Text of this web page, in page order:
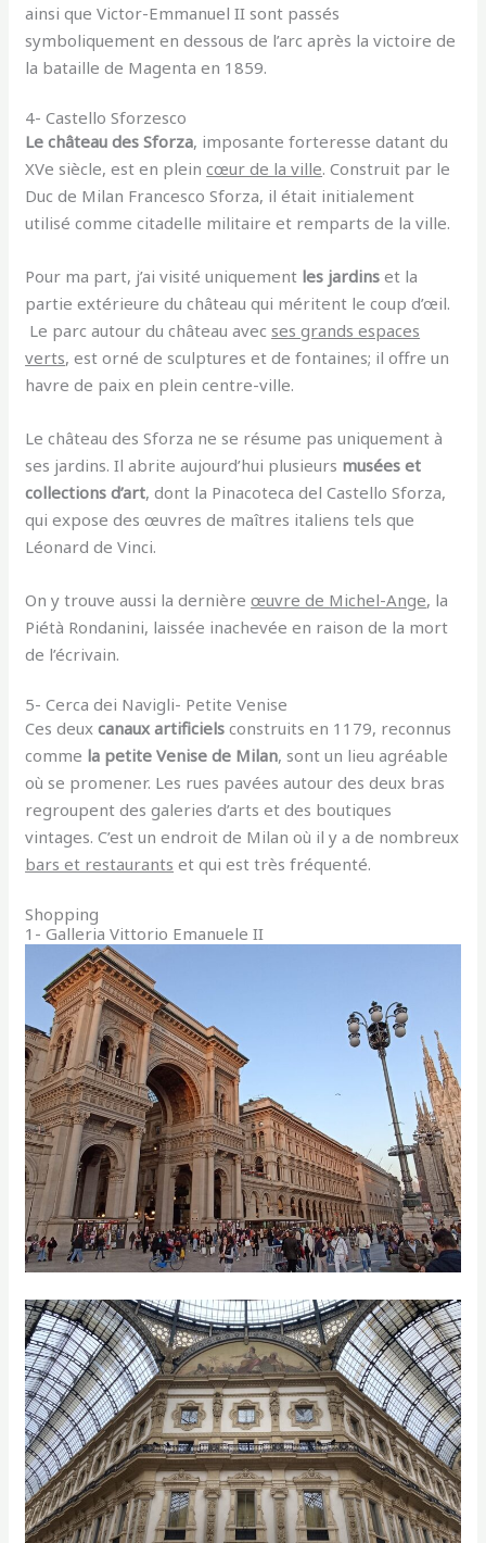
ainsi que Victor-Emmanuel II sont passés
symboliquement en dessous de l’arc après la victoire de
la bataille de Magenta en 1859.
4- Castello Sforzesco
Le château des Sforza, imposante forteresse datant du
XVe siècle, est en pleincœur de la ville. Construit par le
Duc de Milan Francesco Sforza, il était initialement
utilisé comme citadelle militaire et remparts de la ville.
Pour ma part, j’ai visité uniquement les jardins et la
partie extérieure du château qui méritent le coup d’œil.
Le parc autour du château avec ses grands espaces
verts, est orné de sculptures et de fontaines; il offre un
havre de paix en plein centre-ville.
Le château des Sforza ne se résume pas uniquement à
ses jardins. Il abrite aujourd’hui plusieurs musées et
collections d’art, dont la Pinacoteca del Castello Sforza,
qui expose des œuvres de maîtres italiens tels que
Léonard de Vinci.
On y trouve aussi la dernièreœuvre de Michel-Ange, la
Piétà Rondanini, laissée inachevée en raison de la mort
de l’écrivain.
5- Cerca dei Navigli- Petite Venise
Ces deuxcanaux artificiels construits en 1179, reconnus
comme la petite Venise de Milan, sont un lieu agréable
où se promener. Les rues pavées autour des deux bras
regroupent des galeries d’arts et des boutiques
vintages.C’est un endroit de Milan où il y a de nombreux
bars et restaurants et qui est très fréquenté.
Shopping
1- Galleria Vittorio Emanuele II